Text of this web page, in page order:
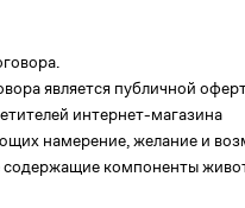
является публичной
интернет-магазина
намерение, желание и
содержащие компоненты